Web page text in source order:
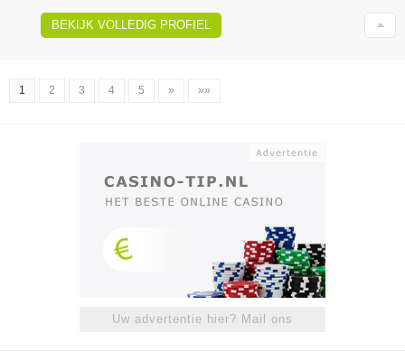
BEKIJK VOLLEDIG PROFIEL
1 2 3 4 5 » »»
Uw advertentie hier? Mail ons